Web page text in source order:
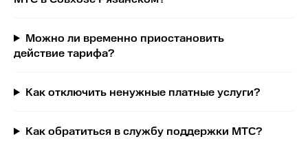
Можно ли временно приостановить
действие тарифа?
Как отключить ненужные платные услуги?
Как обратиться в службу поддержки МТС?